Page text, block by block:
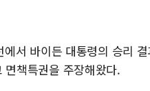
에서 바이든 대통령의 승리
면책특권을 주장해왔다.